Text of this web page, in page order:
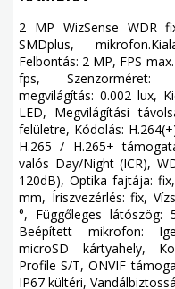
2 MP WizSense WDR
SMDplus,
Felbontás: 2 MP, FPS
fps, Szenzorméret:
megvilágítás: 0.002 lux,
LED, Megvilágítási
felületre, Kódolás:
H.265 / H.265+
valós Day/Night (ICR),
120dB), Optika fajtája:
mm, Íriszvezérlés: fix,
°, Függőleges látószög:
Beépített mikrofon:
microSD kártyahely,
Profile S/T, ONVIF
IP67 kültéri,